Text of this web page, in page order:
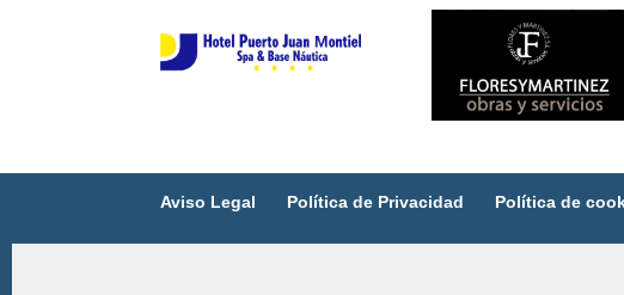
Aviso Legal Política de Privacidad Política de